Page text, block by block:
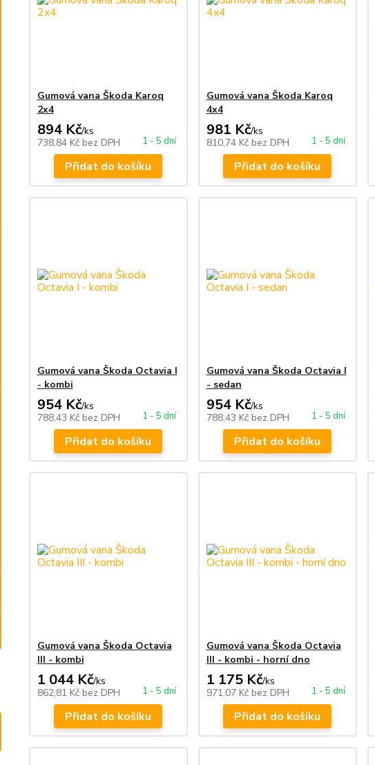
Gumová vana Škoda Karoq
2x4
894 Kč/ks
738,84 Kč bez DPH 1 - 5 dní
Přidat do košíku
Gumová vana Škoda Karoq
4x4
981 Kč/ks
810,74 Kč bez DPH 1 - 5 dní
Přidat do košíku
Gumová vana Škoda Octavia I
- kombi
954 Kč/ks
788,43 Kč bez DPH 1 - 5 dní
Přidat do košíku
Gumová vana Škoda Octavia I
- sedan
954 Kč/ks
788,43 Kč bez DPH 1 - 5 dní
Přidat do košíku
Gumová vana Škoda Octavia
III - kombi
1 044 Kč/ks
862,81 Kč bez DPH 1 - 5 dní
Přidat do košíku
Gumová vana Škoda Octavia
III - kombi - horní dno
1 175 Kč/ks
971,07 Kč bez DPH 1 - 5 dní
Přidat do košíku